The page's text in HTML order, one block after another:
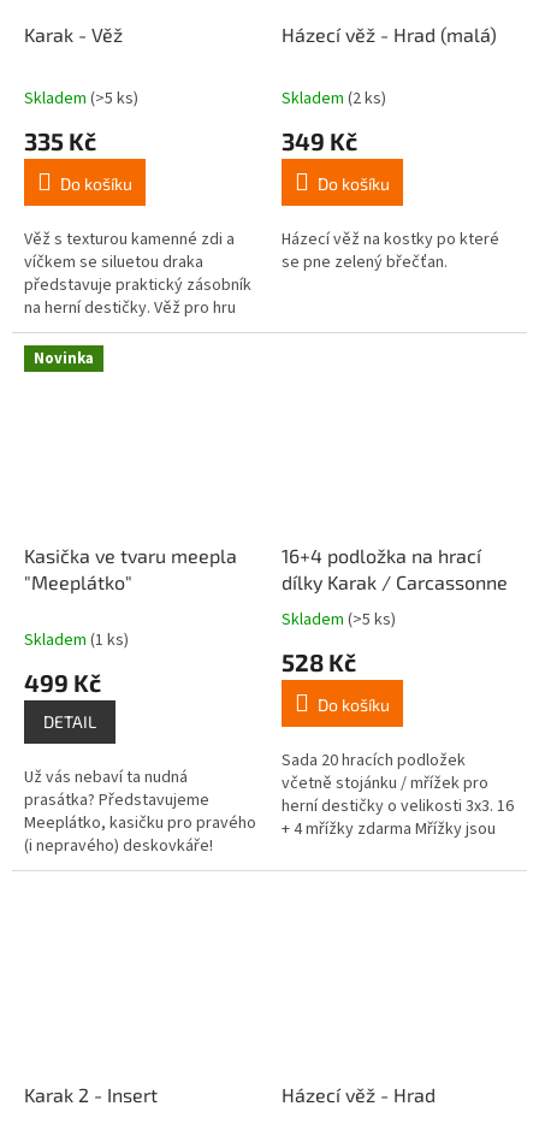
Karak - Věž
Průměrné
produktu
5,0
5
hvězdiček.
Skladem (>5 ks)
335 Kč
Do košíku
Věž s texturou kamenné zdi a
víčkem se siluetou draka
představuje praktický zásobník
na herní destičky. Věž pro hru
Karak 1 s víčkem.
Házecí věž - Hrad (malá)
Průměrné
produktu
4,5
5
hvězdiček.
Skladem (2 ks)
349 Kč
Do košíku
Házecí věž na kostky po které
se pne zelený břečťan.
Novinka
Kasička ve tvaru meepla
"Meeplátko"
Skladem (1 ks)
499 Kč
DETAIL
Už vás nebaví ta nudná
prasátka? Představujeme
Meeplátko, kasičku pro pravého
(i nepravého) deskovkáře!
16+4 podložka na hrací
dílky Karak / Carcassonne
Průměrné
produktu
5,0
5
hvězdiček.
Skladem (>5 ks)
528 Kč
Do košíku
Sada 20 hracích podložek
včetně stojánku / mřížek pro
herní destičky o velikosti 3x3. 16
+ 4 mřížky zdarma Mřížky jsou
Carcassonne.
Karak 2 - Insert Házecí věž - Hrad